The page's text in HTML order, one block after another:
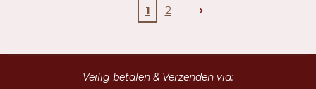
1 2
Veilig betalen & Verzenden via: